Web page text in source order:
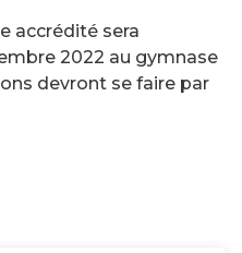
accrédité sera
2022 au gymnase
devront se faire par